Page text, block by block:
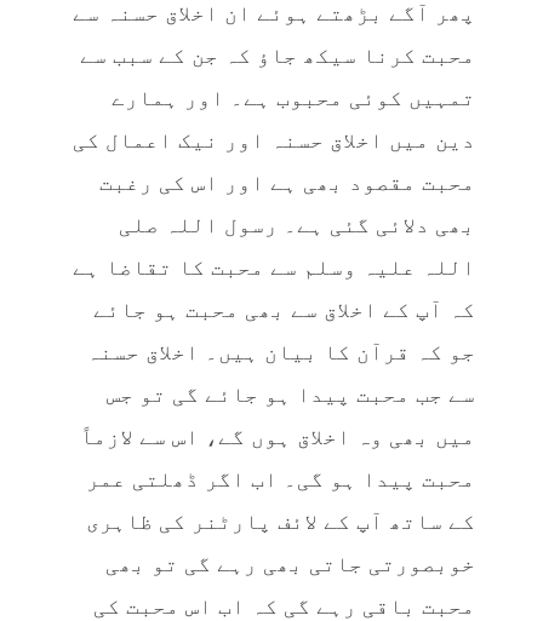
پھر آگے بڑھتے ہوئے ان اخلاق حسنہ سے
محبت کرنا سیکھ جاؤ کہ جن کے سبب سے
تمہیں کوئی محبوب ہے۔ اور ہمارے
دین میں اخلاق حسنہ اور نیک اعمال کی
محبت مقصود بھی ہے اور اس کی رغبت
بھی دلائی گئی ہے۔ رسول اللہ صلی
اللہ علیہ وسلم سے محبت کا تقاضا ہے
کہ آپ کے اخلاق سے بھی محبت ہو جائے
جو کہ قرآن کا بیان ہیں۔ اخلاق حسنہ
سے جب محبت پیدا ہو جائے گی تو جس
میں بھی وہ اخلاق ہوں گے، اس سے لازماً
محبت پیدا ہو گی۔ اب اگر ڈھلتی عمر
کے ساتھ آپ کے لائف پارٹنر کی ظاہری
خوبصورتی جاتی بھی رہے گی تو بھی
محبت باقی رہے گی کہ اب اس محبت کی